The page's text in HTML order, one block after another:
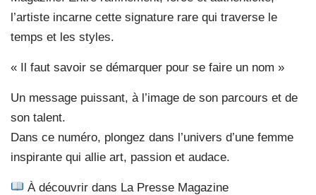
l’artiste incarne cette signature rare qui traverse le
temps et les styles.
« Il faut savoir se démarquer pour se faire un nom »
Un message puissant, à l’image de son parcours et de
son talent.
Dans ce numéro, plongez dans l’univers d’une femme
inspirante qui allie art, passion et audace.
À découvrir dans La Presse Magazine